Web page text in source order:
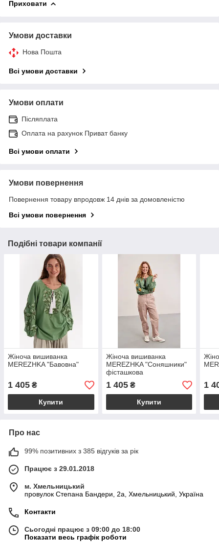
Приховати
Умови доставки
Нова Пошта
Всі умови доставки
Умови оплати
Післяплата
Оплата на рахунок Приват банку
Всі умови оплати
Умови повернення
Повернення товару впродовж 14 днів за домовленістю
Всі умови повернення
Подібні товари компанії
Жіноча вишиванка
MEREZHKA "Бавовна"
1 405 ₴
Купити
Жіноча вишиванка
MEREZHKA "Соняшники"
фісташкова
1 405₴
Купити
1
Про нас
99% позитивних з 385 відгуків за рік
Працює з 29.01.2018
м. Хмельницький
провулок Степана Бандери, 2a, Хмельницький, Україна
Контакти
Сьогодні працює з 09:00 до 18:00
Показати весь графік роботи